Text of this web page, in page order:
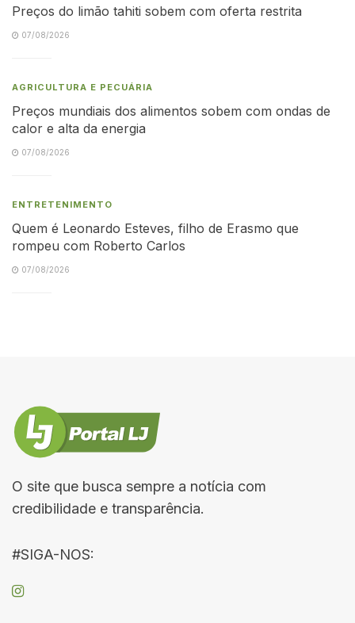
Preços do limão tahiti sobem com oferta restrita
07/08/2026
AGRICULTURA E PECUÁRIA
Preços mundiais dos alimentos sobem com ondas de
calor e alta da energia
07/08/2026
ENTRETENIMENTO
Quem é Leonardo Esteves, filho de Erasmo que
rompeu com Roberto Carlos
07/08/2026
O site que busca sempre a notícia com
credibilidade e transparência.
#SIGA-NOS: